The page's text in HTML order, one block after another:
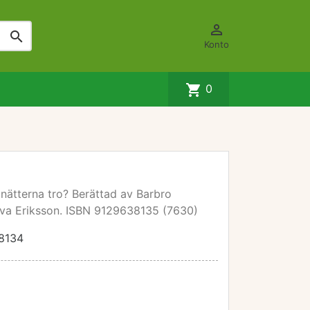
 
Konto
shopping_cart 0
tro? Berättad av Barbro
Eriksson. ISBN 9129638135 (7630)